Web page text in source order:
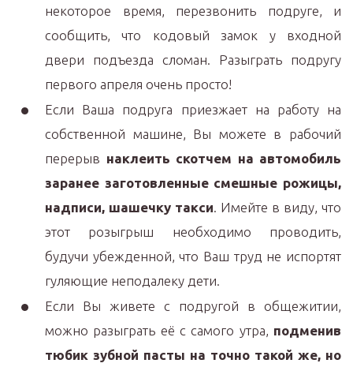
некоторое время, перезвонить подруге, и
сообщить, что кодовый замок у входной
двери подъезда сломан. Разыграть подругу
первого апреля очень просто!
Если Ваша подруга приезжает на работу на
собственной машине, Вы можете в рабочий
перерыв наклеить скотчем на автомобиль
заранее заготовленные смешные рожицы,
надписи, шашечку такси. Имейте в виду, что
этот розыгрыш необходимо проводить,
будучи убежденной, что Ваш труд не испортят
гуляющие неподалеку дети.
Если Вы живете с подругой в общежитии,
можно разыграть её с самого утра, подменив
тюбик зубной пасты на точно такой же, но